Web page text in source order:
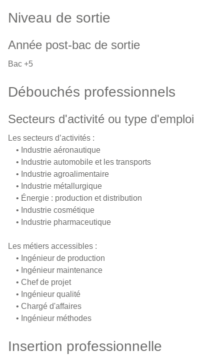
Niveau de sortie
Année post-bac de sortie
Bac +5
Débouchés professionnels
Secteurs d'activité ou type d'emploi
Les secteurs d’activités :
• Industrie aéronautique
• Industrie automobile et les transports
• Industrie agroalimentaire
• Industrie métallurgique
• Énergie : production et distribution
• Industrie cosmétique
• Industrie pharmaceutique
Les métiers accessibles :
• Ingénieur de production
• Ingénieur maintenance
• Chef de projet
• Ingénieur qualité
• Chargé d'affaires
• Ingénieur méthodes
Insertion professionnelle